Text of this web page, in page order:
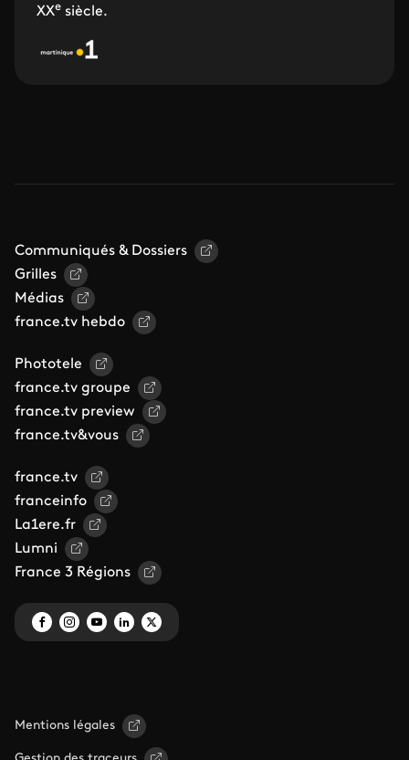
XXe siècle.
Communiqués & Dossiers
Grilles
Médias
france.tv hebdo
Phototele
france.tv groupe
france.tv preview
france.tv&vous
france.tv
franceinfo
La1ere.fr
Lumni
France 3 Régions
Mentions légales